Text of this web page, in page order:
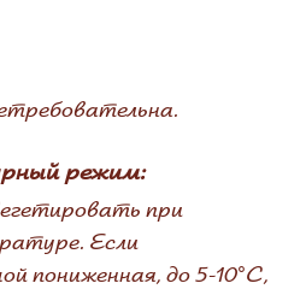
режим:
при
Если
пониженная, до 5-10°С,